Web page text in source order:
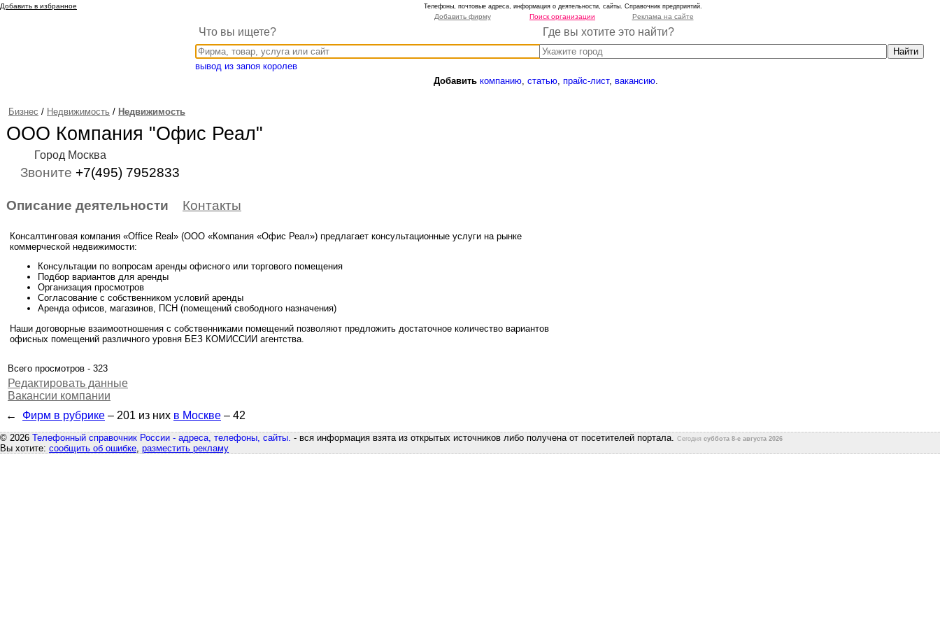
Добавить в избранное Телефоны, почтовые адреса, информация о деятельности, сайты. Справочник предприятий.
Добавить фирму Поиск организации Реклама на сайте
Что вы ищете? Где вы хотите это найти?
вывод из запоя королев
Добавить компанию, статью, прайс-лист, вакансию.
Бизнес / Недвижимость / Недвижимость
ООО Компания "Офис Реал"
Город Москва
Звоните +7(495) 7952833
Описание деятельности Контакты
Консалтинговая компания «Office Real» (ООО «Компания «Офис Реал») предлагает консультационные услуги на рынке
коммерческой недвижимости:
Консультации по вопросам аренды офисного или торгового помещения
Подбор вариантов для аренды
Организация просмотров
Согласование с собственником условий аренды
Аренда офисов, магазинов, ПСН (помещений свободного назначения)
Наши договорные взаимоотношения с собственниками помещений позволяют предложить достаточное количество вариантов
офисных помещений различного уровня БЕЗ КОМИССИИ агентства.
Всего просмотров - 323
Редактировать данные
Вакансии компании
← Фирм в рубрике – 201 из них в Москве – 42
© 2026 Телефонный справочник России - адреса, телефоны, сайты. - вся информация взята из открытых источников либо получена от посетителей портала. Сегодня суббота 8-е августа 2026
Вы хотите: сообщить об ошибке, разместить рекламу